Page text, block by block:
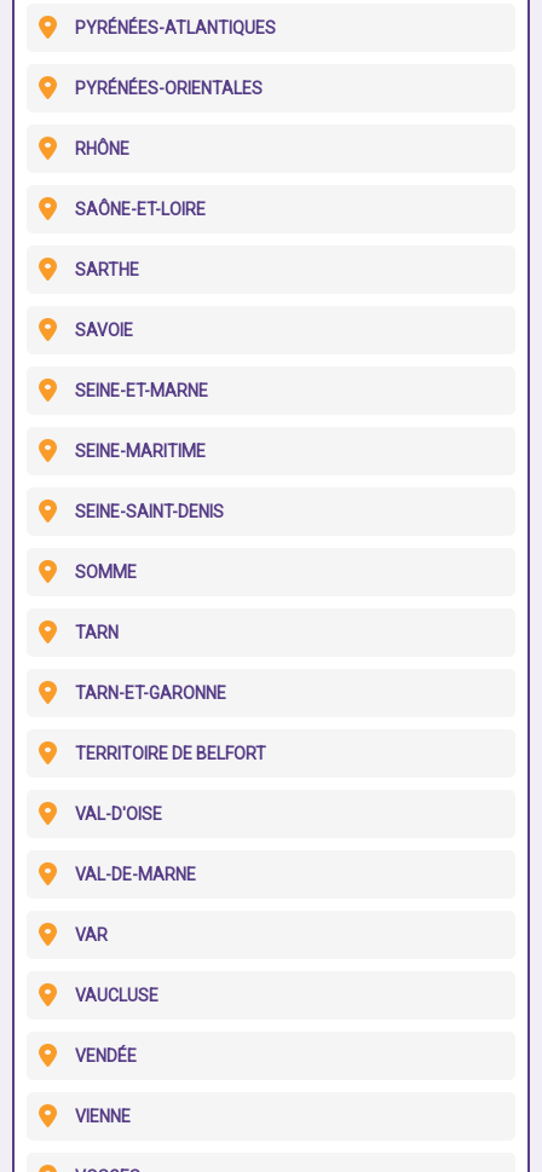
PYRÉNÉES-ATLANTIQUES
PYRÉNÉES-ORIENTALES
RHÔNE
SAÔNE-ET-LOIRE
SARTHE
SAVOIE
SEINE-ET-MARNE
SEINE-MARITIME
SEINE-SAINT-DENIS
SOMME
TARN
TARN-ET-GARONNE
TERRITOIRE DE BELFORT
VAL-D'OISE
VAL-DE-MARNE
VAR
VAUCLUSE
VENDÉE
VIENNE